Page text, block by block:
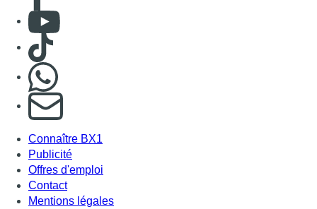
Consulter Youtube
Consulter TikTok
S'abonner à notre newsletter
Connaître BX1
Publicité
Offres d'emploi
Contact
Mentions légales